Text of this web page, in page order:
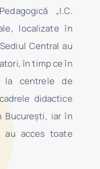
„I.C.
localizate în
Central au
în timp ce în
la centrele de
didactice
București, iar în
au acces toate